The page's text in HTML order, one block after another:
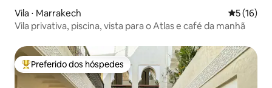
Vila ⋅ Marrakech 5 de uma
5 (16)
Vila privativa, piscina, vista para o Atlas e café da manhã
Entre os melhores preferidos dos hóspedes
Preferido dos hóspedes